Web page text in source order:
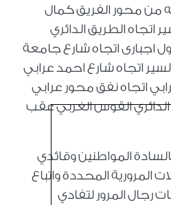
من محور الفريق كمال
اتجاه الطريق الدائري
اجبارى اتجاه شارع جامعة
اتجاه شارع احمد عرابي
اتجاه نفق محور عرابي
القوس الغربي عقب
المواطنين وقائدي
المرورية المحددة واتباع
رجال المرور لتفادي